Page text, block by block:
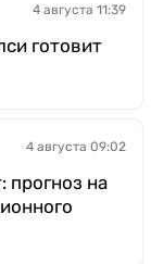
4 августа 11:39
готовит
4 августа 09:02
на